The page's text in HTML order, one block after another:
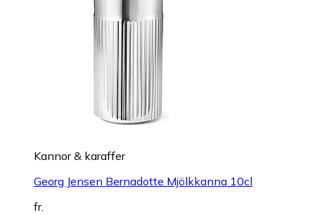
Kannor & karaffer
Georg Jensen Bernadotte Mjölkkanna 10cl
fr.